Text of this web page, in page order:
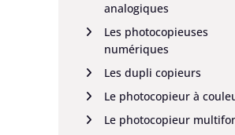
analogiques
Les photocopieuses
numériques
Les dupli copieurs
Le photocopieur à
Le photocopieur